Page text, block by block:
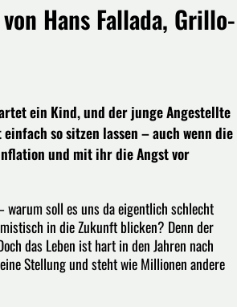
Hans Fallada, Grillo-
ein Kind, und der junge Angestellte
so sitzen lassen – auch wenn die
und mit ihr die Angst vor
soll es uns da eigentlich schlecht
in die Zukunft blicken? Denn der
das Leben ist hart in den Jahren nach
Stellung und steht wie Millionen andere